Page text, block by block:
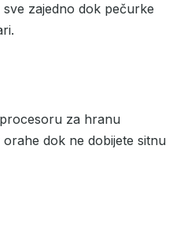
zajedno dok pečurke
za hranu
dok ne dobijete sitnu